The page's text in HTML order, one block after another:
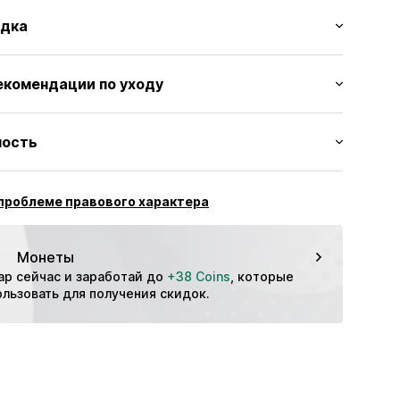
по уходу
Polyester, 10% Эластан
эластичный
правового характера
Монеты
сейчас и заработай до +38 Coins , которые
для получения скидок.